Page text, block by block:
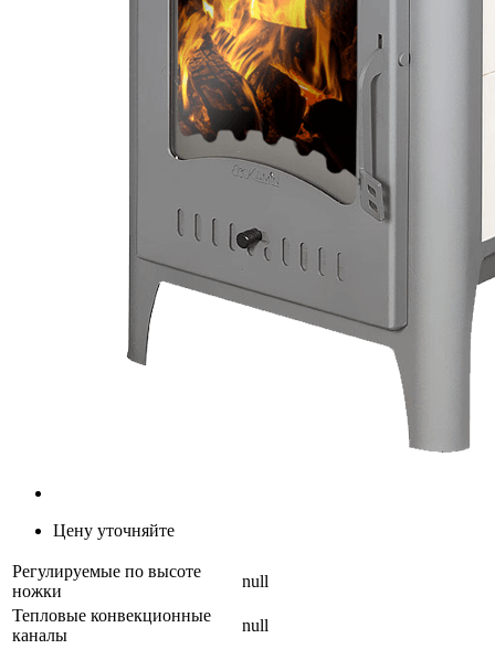
Цену уточняйте
Регулируемые по высоте
ножки
null
Тепловые конвекционные
каналы
null